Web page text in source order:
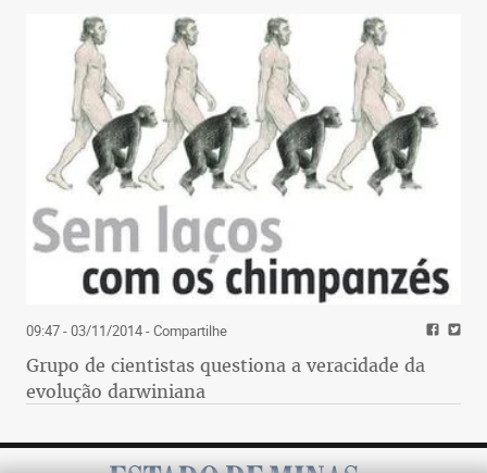
09:47 - 03/11/2014- Compartilhe
Grupo de cientistas questiona a veracidade da
evolução darwiniana